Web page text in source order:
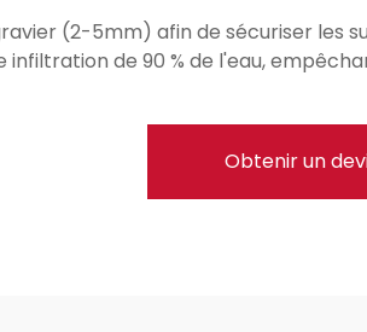
(2-5mm) afin de sécuriser les
de 90 % de l'eau,
Obtenir un